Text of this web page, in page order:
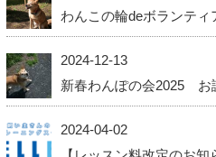
わんこの輪deボランテ
2024-12-13
新春わんぽの会2025 お
2024-04-02